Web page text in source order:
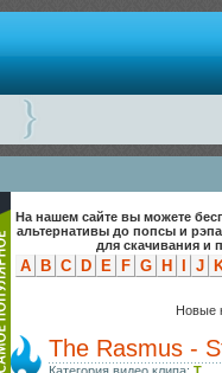
На нашем сайте вы можете
альтернативы до попсы и
для скачивания и
A B C D E F G H J
Новые
The Rasmus -